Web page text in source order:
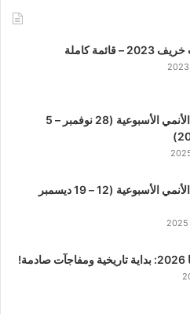
قائمة كاملة
نشرة أخبار الأنمي الأسبوعية (28 نوفمبر – 5
نشرة أخبار الأنمي الأسبوعية (12 – 19 ديسمبر